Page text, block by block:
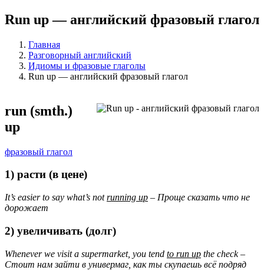
Run up — английский фразовый глагол
Главная
Разговорный английский
Идиомы и фразовые глаголы
Run up — английский фразовый глагол
run (smth.)
up
фразовый глагол
1) расти (в цене)
It’s easier to say what’s notrunning up – Проще сказать что не
дорожает
2) увеличивать (долг)
Whenever we visit a supermarket, you tend to run up the check –
Стоит намзайти в универмаг , какты скупаешь всёподряд